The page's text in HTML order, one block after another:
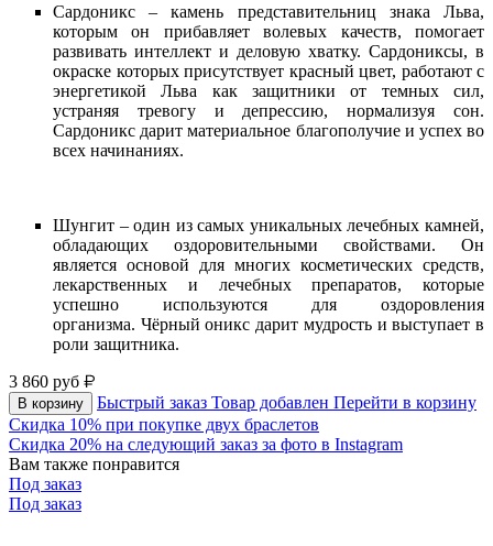
Сардоникс – камень представительниц знака Льва,
которым он прибавляет волевых качеств, помогает
развивать интеллект и деловую хватку. Сардониксы, в
окраске которых присутствует красный цвет, работают с
энергетикой Льва как защитники от темных сил,
устраняя тревогу и депрессию, нормализуя сон.
Сардоникс дарит материальное благополучие и успех во
всех начинаниях.
Шунгит – один из самых уникальных лечебных камней,
обладающих оздоровительными свойствами. Он
является основой для многих косметических средств,
лекарственных и лечебных препаратов, которые
успешно используются для оздоровления
организма. Чёрный оникс дарит мудрость и выступает в
роли защитника.
3 860 руб
В корзину Быстрый заказ Товар добавлен Перейти в корзину
Скидка 10% при покупке двух браслетов
Скидка 20% на следующий заказ за фото в Instagram
Вам также понравится
Под заказ
Под заказ